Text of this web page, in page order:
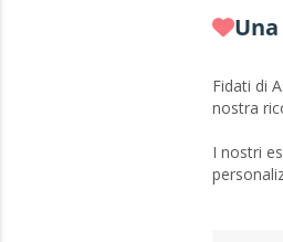
Fidati di
nostra
I nostri